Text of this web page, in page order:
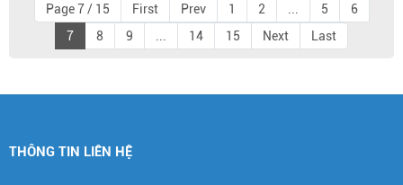
Page 7 / 15 First Prev 1 2 5
6
7
8 9 14 15 Next Last
THÔNG TIN LIÊN HỆ